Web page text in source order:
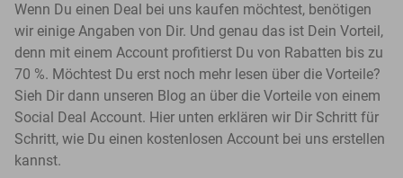
Wenn Du einen Deal bei uns kaufen möchtest, benötigen
wir einige Angaben von Dir. Und genau das ist Dein Vorteil,
denn mit einem Account profitierst Du von Rabatten bis zu
70 %. Möchtest Du erst noch mehr lesen über die Vorteile?
Sieh Dir dann unseren Blog an über die Vorteile von einem
Social Deal Account. Hier unten erklären wir Dir Schritt für
Schritt, wie Du einen kostenlosen Account bei uns erstellen
kannst.